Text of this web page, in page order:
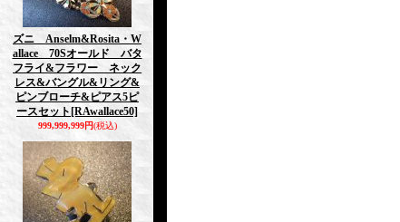
ズニ Anselm&Rosita・W
allace 70Sオールド バタ
フライ&フラワー ネック
レス&バングル&リング&
ピンブローチ&ピアス5ピ
ースセット [RAwallace50]
999,999,999円(税込)